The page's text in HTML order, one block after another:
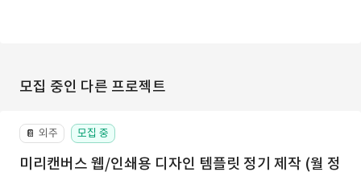
모집 중인 다른 프로젝트
📔 외주 모집 중
미리캔버스 웹/인쇄용 디자인 템플릿 정기 제작 (월 정